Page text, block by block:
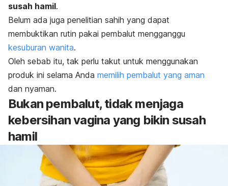
susah hamil.
Belum ada juga penelitian sahih yang dapat
membuktikan rutin pakai pembalut mengganggu
kesuburan wanita.
Oleh sebab itu, tak perlu takut untuk menggunakan
produk ini selama Anda memilih pembalut yang aman
dan nyaman.
Bukan pembalut, tidak menjaga
kebersihan vagina yang bikin susah
hamil